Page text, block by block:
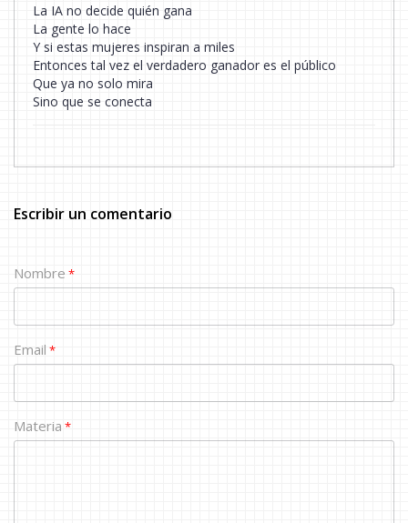
La IA no decide quién gana
La gente lo hace
Y si estas mujeres inspiran a miles
Entonces tal vez el verdadero ganador es el público
Que ya no solo mira
Sino que se conecta
Escribir un comentario
Nombre *
Email *
Materia *